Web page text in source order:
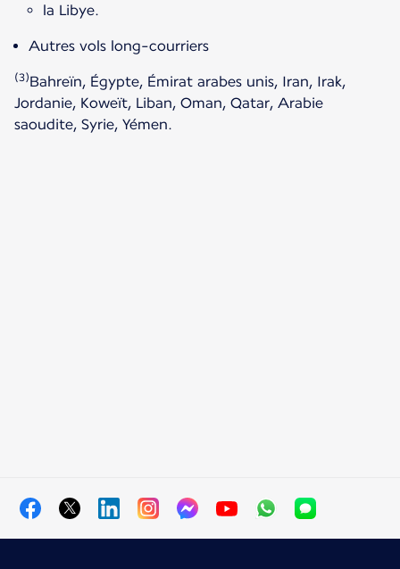
la Libye.
Autres vols long-courriers
(3)Bahreïn, Égypte, Émirat arabes unis, Iran, Irak,
Jordanie, Koweït, Liban, Oman, Qatar, Arabie
saoudite, Syrie, Yémen.